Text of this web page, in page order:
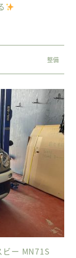
整備
ビー MN71S